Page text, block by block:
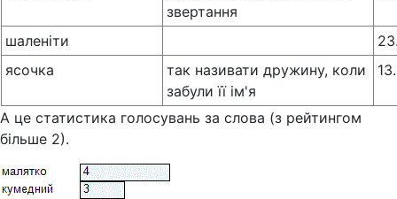
звертання
шаленіти
ясочка
так називати дружину, коли
забули її ім'я
А це статистика голосувань за слова (з рейтингом
більше 2).